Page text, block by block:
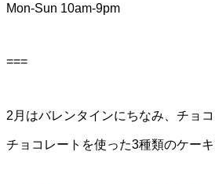
Mon-Sun 10am-9pm
===
2月はバレンタインにちなみ、チョ
チョコレートを使った3種類のケーキ